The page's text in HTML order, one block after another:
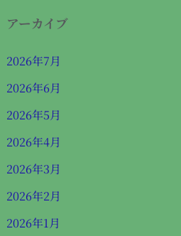
アーカイブ
2026年7月
2026年6月
2026年5月
2026年4月
2026年3月
2026年2月
2026年1月